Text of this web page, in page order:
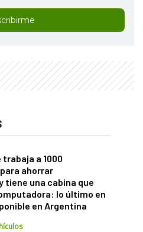
a 1000
ahorrar
tiene una cabina que
lo último en
en Argentina